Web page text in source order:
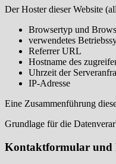
Der Hoster dieser Website
Browsertyp und
verwendetes
Referrer URL
Hostname des
Uhrzeit der
IP-Adresse
Eine Zusammenführung
Grundlage für die
Kontaktformular und